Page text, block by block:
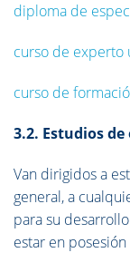
diploma de
curso de experto
curso de
3.2. Estudios
Van dirigidos a
general, a
para su
estar en